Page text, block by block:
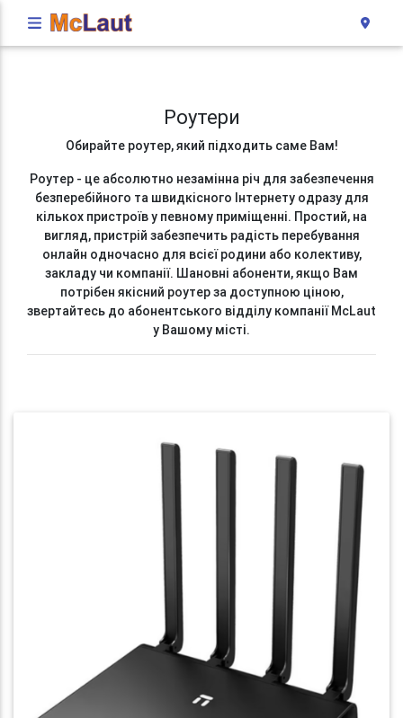
Роутери
Обирайте роутер, який підходить саме Вам!
Роутер - це абсолютно незамінна річ для забезпечення
безперебійного та швидкісного Інтернету одразу для
кількох пристроїв у певному приміщенні. Простий, на
вигляд, пристрій забезпечить радість перебування
онлайн одночасно для всієї родини або колективу,
закладу чи компанії. Шановні абоненти, якщо Вам
потрібен якісний роутер за доступною ціною,
звертайтесь до абонентського відділу компанії McLaut
у Вашому місті.